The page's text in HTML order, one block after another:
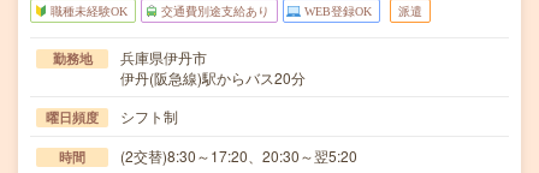
職種未経験OK 交通費別途支給あり WEB登録OK 派遣
勤務地
兵庫県伊丹市
伊丹(阪急線)駅からバス20分
曜日頻度 シフト制
時間 (2交替)8:30～17:20、20:30～翌5:20